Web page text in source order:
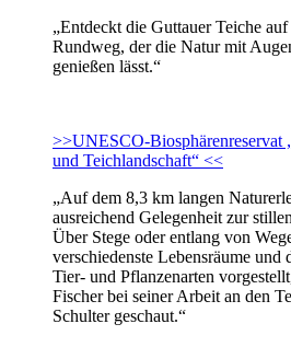
„Entdeckt die Guttauer Teiche
Rundweg, der die Natur mit
genießen lässt.“
>>UNESCO-Biosphärenreservat
und Teichlandschaft“ <<
„Auf dem 8,3 km langen
ausreichend Gelegenheit zur
Über Stege oder entlang von
verschiedenste Lebensräume und
Tier- und Pflanzenarten
Fischer bei seiner Arbeit an den
Schulter geschaut.“